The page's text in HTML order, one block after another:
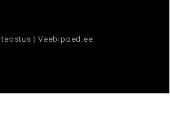
teostus |Veebipoed.ee